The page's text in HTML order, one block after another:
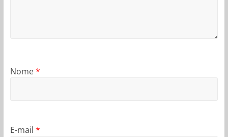
Nome*
E-mail *